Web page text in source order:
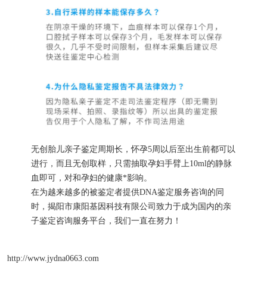
无创胎儿亲子鉴定周期长，怀孕5周以后至出生前都可以
进行，而且无创取样，只需抽取孕妇手臂上10ml的静脉
血即可，对和孕妇的健康*影响。
在为越来越多的被鉴定者提供DNA鉴定服务咨询的同
时，揭阳市康阳基因科技有限公司致力于成为国内的亲
子鉴定咨询服务平台，我们一直在努力！
http://www.jydna0663.com